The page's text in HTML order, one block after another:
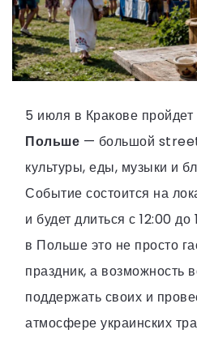
5 июля в Кракове пройдет
Польше — большой
культуры, еды, музыки и
Событие состоится на
и будет длиться с 12:00
в Польше это не просто
праздник, а возможность
поддержать своих и
атмосфере украинских